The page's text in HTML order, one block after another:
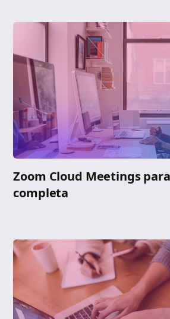
Zoom Cloud Meetings
completa